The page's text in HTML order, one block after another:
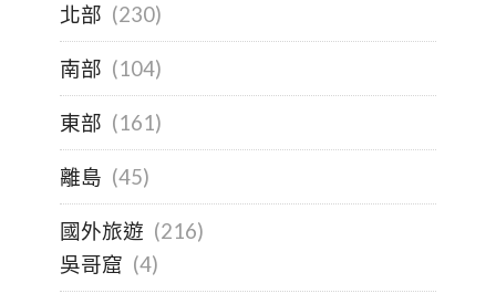
北部 (230)
南部 (104)
東部 (161)
離島 (45)
國外旅遊 (216)
吳哥窟 (4)